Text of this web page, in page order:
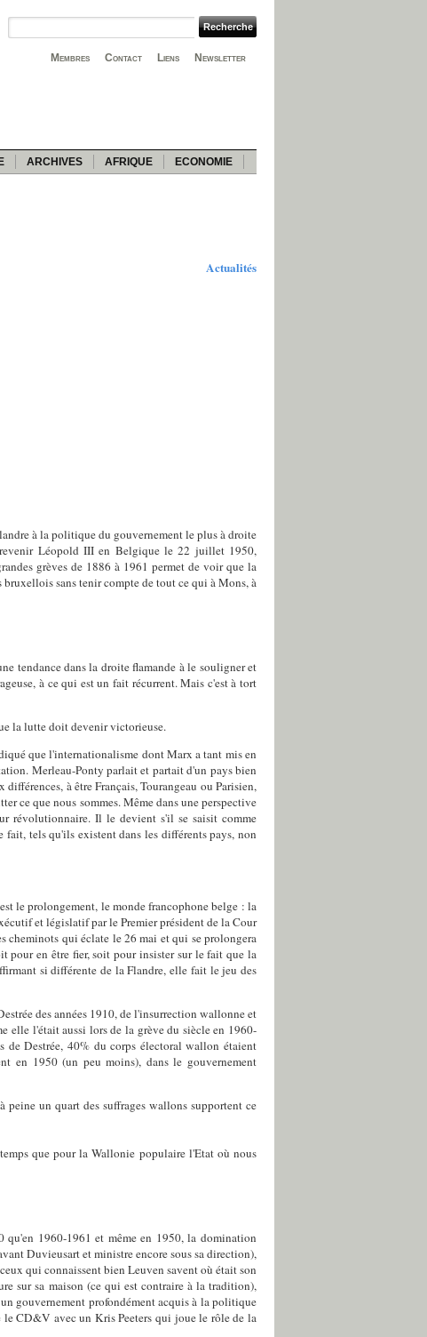
Newsletter
Liens
Contact
Membres
ARCHIVES AFRIQUE ECONOMIE
Actualités
à la politique du gouvernement le plus à droite
Léopold III en Belgique le 22 juillet 1950,
grèves de 1886 à 1961 permet de voir que la
sans tenir compte de tout ce qui à Mons, à
tendance dans la droite flamande à le souligner et
à ce qui est un fait récurrent. Mais c'est à tort
la lutte doit devenir victorieuse.
que l'internationalisme dont Marx a tant mis en
Merleau-Ponty parlait et partait d'un pays bien
à être Français, Tourangeau ou Parisien,
ce que nous sommes. Même dans une perspective
révolutionnaire. Il le devient s'il se saisit comme
fait, tels qu'ils existent dans les différents pays, non
le prolongement, le monde francophone belge : la
et législatif par le Premier président de la Cour
cheminots qui éclate le 26 mai et qui se prolongera
pour en être fier, soit pour insister sur le fait que la
si différente de la Flandre, elle fait le jeu des
des années 1910, de l'insurrection wallonne et
elle l'était aussi lors de la grève du siècle en 1960-
Destrée, 40% du corps électoral wallon étaient
en 1950 (un peu moins), dans le gouvernement
peine un quart des suffrages wallons supportent ce
que pour la Wallonie populaire l'Etat où nous
1960-1961 et même en 1950, la domination
Duvieusart et ministre encore sous sa direction),
qui connaissent bien Leuven savent où était son
sur sa maison (ce qui est contraire à la tradition),
gouvernement profondément acquis à la politique
CD&V avec un Kris Peeters qui joue le rôle de la